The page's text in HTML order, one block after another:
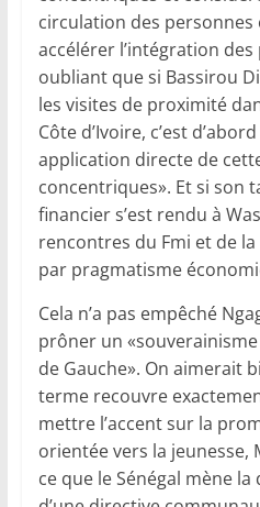
circulation des
accélérer l’intégration des
oubliant que si Bassirou
les visites de proximité
Côte d’Ivoire, c’est
application directe de
concentriques». Et si son
financier s’est rendu à
rencontres du Fmi et de la
par pragmatisme
Cela n’a pas empêché
prôner un
de Gauche». On aimerait
terme recouvre
mettre l’accent sur la
orientée vers la jeunesse,
ce que le Sénégal mène